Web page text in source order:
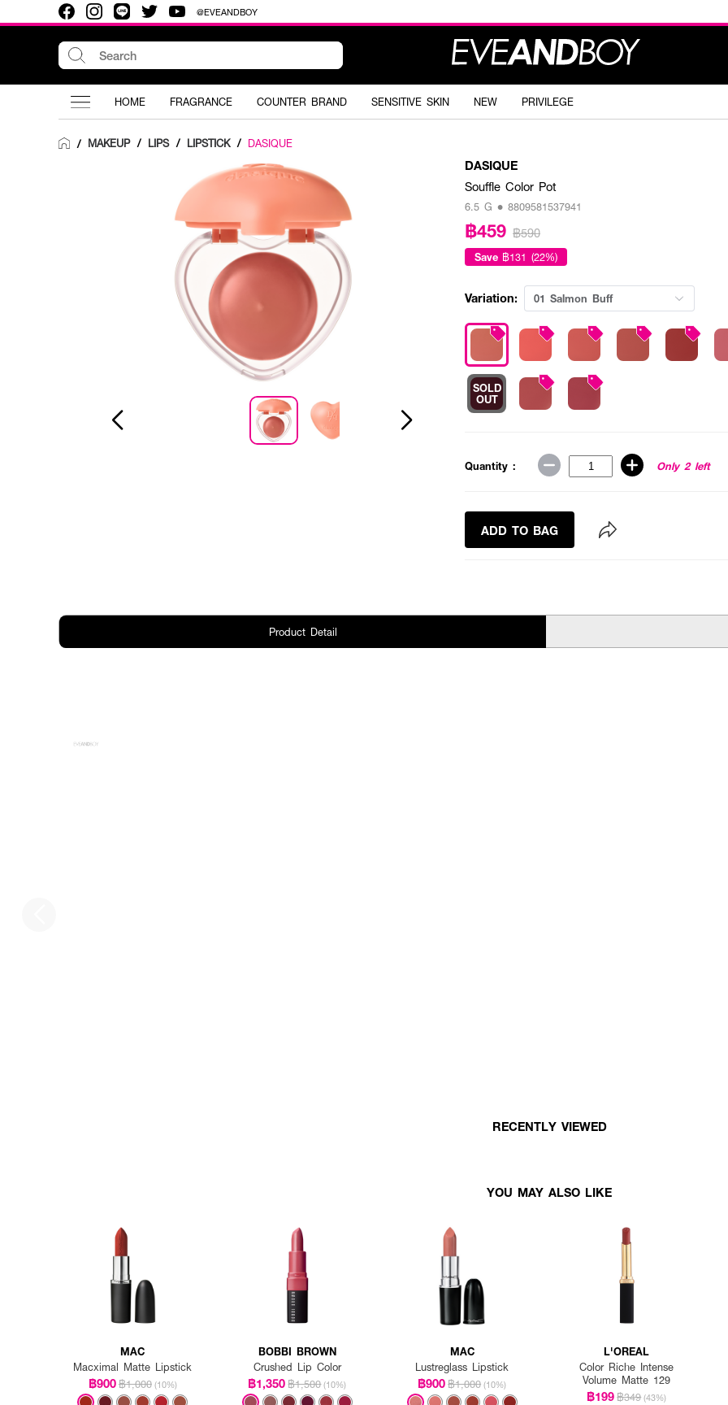
@EVEANDBOY
HOME FRAGRANCE COUNTER BRAND SENSITIVE SKIN NEW PRIVILEGE
/ MAKEUP / LIPS / LIPSTICK / DASIQUE
DASIQUE
Souffle Color Pot
6.5 G • 8809581537941
฿459 ฿590
Save ฿131 (22%)
Variation: 01 Salmon Buff
SOLD
OUT
Quantity : Only 2 left
ADD TO BAG
Product Detail
RECENTLY VIEWED
YOU MAY ALSO LIKE
MAC
Macximal Matte Lipstick
฿900฿1,000 (10%)
BOBBI BROWN
Crushed Lip Color
฿1,350฿1,500 (10%)
MAC
Lustreglass Lipstick
฿900฿1,000 (10%)
L'OREAL
Color Riche Intense
Volume Matte 129
฿199฿349 (43%)